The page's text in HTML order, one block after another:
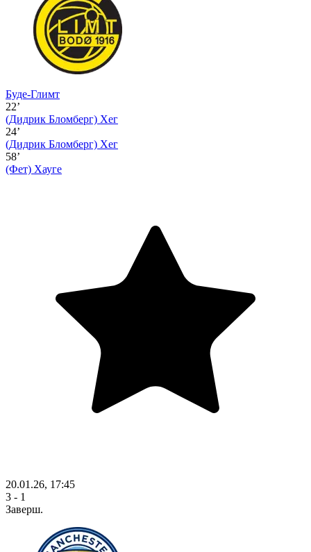
Буде-Глимт
22’
(Дидрик Бломберг) Хег
24’
(Дидрик Бломберг) Хег
58’
(Фет) Хауге
20.01.26, 17:45
3 - 1
Заверш.